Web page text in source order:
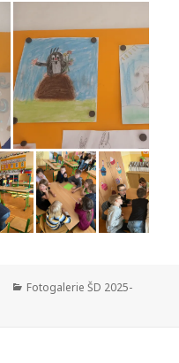
Rubriky:
Fotogalerie ŠD 2025-